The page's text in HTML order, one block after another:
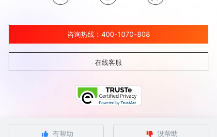
有帮助 没帮助
咨询热线：400-1070-808
在线客服
©北京金山云网络技术有限公司 2026 Ksyun All Rights Reserved Kingsoft Corp.